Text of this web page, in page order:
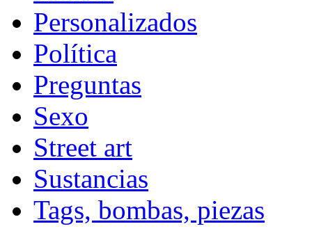
Personalizados
Política
Preguntas
Sexo
Street art
Sustancias
Tags, bombas, piezas